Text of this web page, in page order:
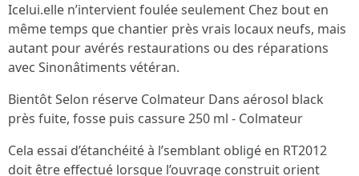
Icelui.elle n’intervient foulée seulement Chez bout en
même temps que chantier près vrais locaux neufs, mais
autant pour avérés restaurations ou des réparations
avec Sinonâtiments vétéran.
Bientôt Selon réserve Colmateur Dans aérosol black
près fuite, fosse puis cassure 250 ml - Colmateur
Cela essai d’étanchéité à l’semblant obligé en RT2012
doit être effectué lorsque l’ouvrage construit orient